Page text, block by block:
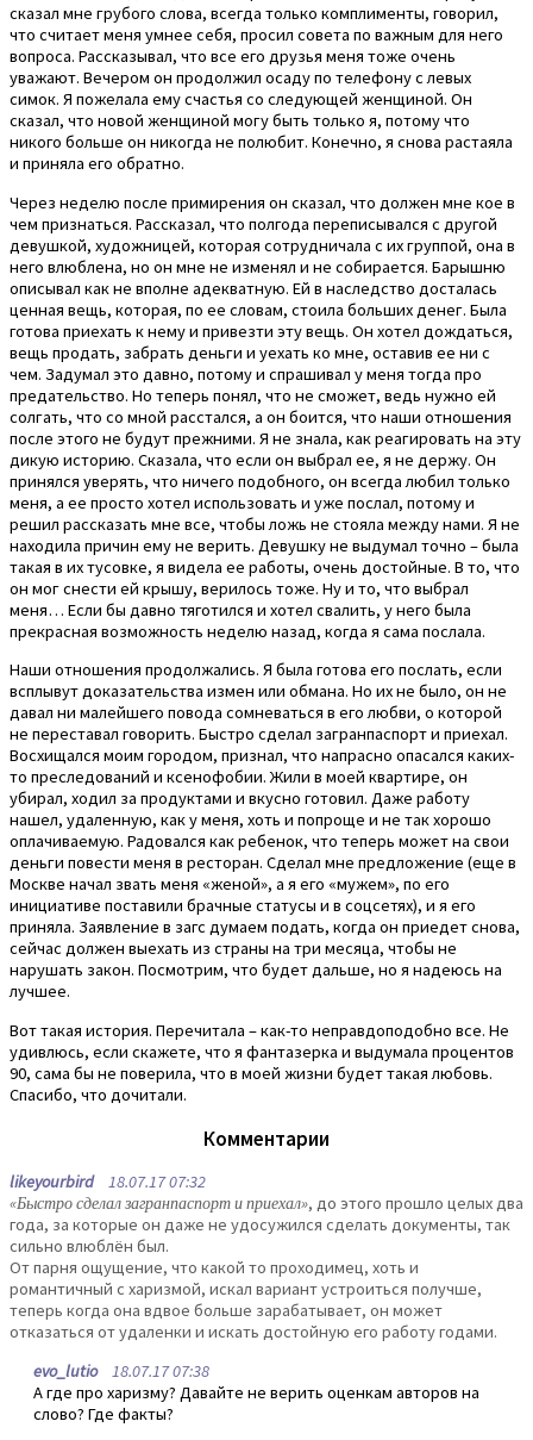
сказал мне грубого слова, всегда только комплименты, говорил,
что считает меня умнее себя, просил совета по важным для него
вопроса. Рассказывал, что все его друзья меня тоже очень
уважают. Вечером он продолжил осаду по телефону с левых
симок. Я пожелала ему счастья со следующей женщиной. Он
сказал, что новой женщиной могу быть только я, потому что
никого больше он никогда не полюбит. Конечно, я снова растаяла
и приняла его обратно.
Через неделю после примирения он сказал, что должен мне кое в
чем признаться. Рассказал, что полгода переписывался с другой
девушкой, художницей, которая сотрудничала с их группой, она в
него влюблена, но он мне не изменял и не собирается. Барышню
описывал как не вполне адекватную. Ей в наследство досталась
ценная вещь, которая, по ее словам, стоила больших денег. Была
готова приехать к нему и привезти эту вещь. Он хотел дождаться,
вещь продать, забрать деньги и уехать ко мне, оставив ее ни с
чем. Задумал это давно, потому и спрашивал у меня тогда про
предательство. Но теперь понял, что не сможет, ведь нужно ей
солгать, что со мной расстался, а он боится, что наши отношения
после этого не будут прежними. Я не знала, как реагировать на эту
дикую историю. Сказала, что если он выбрал ее, я не держу. Он
принялся уверять, что ничего подобного, он всегда любил только
меня, а ее просто хотел использовать и уже послал, потому и
решил рассказать мне все, чтобы ложь не стояла между нами. Я не
находила причин ему не верить. Девушку не выдумал точно – была
такая в их тусовке, я видела ее работы, очень достойные. В то, что
он мог снести ей крышу, верилось тоже. Ну и то, что выбрал
меня… Если бы давно тяготился и хотел свалить, у него была
прекрасная возможность неделю назад, когда я сама послала.
Наши отношения продолжались. Я была готова его послать, если
всплывут доказательства измен или обмана. Но их не было, он не
давал ни малейшего повода сомневаться в его любви, о которой
не переставал говорить. Быстро сделал загранпаспорт и приехал.
Восхищался моим городом, признал, что напрасно опасался каких-
то преследований и ксенофобии. Жили в моей квартире, он
убирал, ходил за продуктами и вкусно готовил. Даже работу
нашел, удаленную, как у меня, хоть и попроще и не так хорошо
оплачиваемую. Радовался как ребенок, что теперь может на свои
деньги повести меня в ресторан. Сделал мне предложение (еще в
Москве начал звать меня «женой», а я его «мужем», по его
инициативе поставили брачные статусы и в соцсетях), и я его
приняла. Заявление в загс думаем подать, когда он приедет снова,
сейчас должен выехать из страны на три месяца, чтобы не
нарушать закон. Посмотрим, что будет дальше, но я надеюсь на
лучшее.
Вот такая история. Перечитала – как-то неправдоподобно все. Не
удивлюсь, если скажете, что я фантазерка и выдумала процентов
90, сама бы не поверила, что в моей жизни будет такая любовь.
Спасибо, что дочитали.
Комментарии
likeyourbird18.07.17 07:32
«Быстро сделал загранпаспорт и приехал», до этого прошло целых два
года, за которые он даже не удосужился сделать документы, так
сильно влюблён был.
От парня ощущение, что какой то проходимец, хоть и
романтичный с харизмой, искал вариант устроиться получше,
теперь когда она вдвое больше зарабатывает, он может
отказаться от удаленки и искать достойную его работу годами.
evo_lutio18.07.17 07:38
А где про харизму? Давайте не верить оценкам авторов на
слово? Где факты?